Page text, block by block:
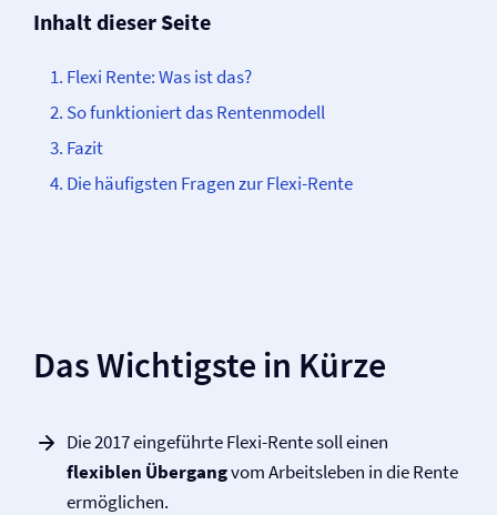
Inhalt dieser Seite
Flexi Rente: Was ist das?
So funktioniert das Rentenmodell
Fazit
Die häufigsten Fragen zur Flexi-Rente
Das Wichtigste in Kürze
Die 2017 eingeführte Flexi-Rente soll einen
flexiblen Übergangvom Arbeitsleben in die Rente
ermöglichen.